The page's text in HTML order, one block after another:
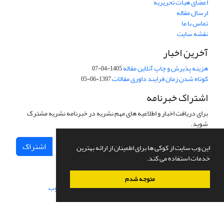
این وب سایت از کوکی ها برای اطمینان از ارائه بهترین
خدمات استفاده می کند.
متوجه شدم
ارسال مقاله
تماس با ما
نقشه سایت
آخرین اخبار
هزینه پذیرش و چاپ آنلاین مقاله1405-04-07
کوتاه شدن زمان فرایند داوری مقالات1397-06-05
اشتراک خبرنامه
برای دریافت اخبار و اطلاعیه های مهم نشریه در خبرنامه نشریه مشترک
شوید.
اشتراک
سامانه مدیریت نشریات علمی.طراحی و پیاده سازی از سیناوب